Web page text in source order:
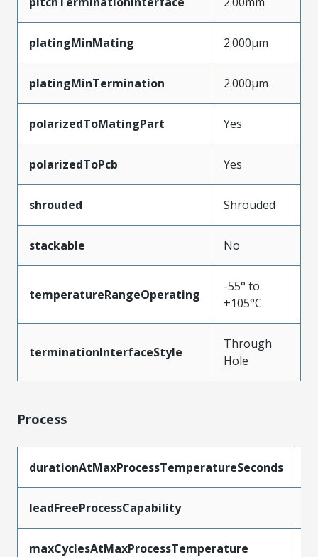
platingMinMating 2.000µm
platingMinTermination 2.000µm
polarizedToMatingPart Yes
polarizedToPcb Yes
shrouded Shrouded
stackable No
temperatureRangeOperating
-55° to
+105°C
terminationInterfaceStyle
Through
Hole
Process
durationAtMaxProcessTemperatureSeconds
leadFreeProcessCapability
maxCyclesAtMaxProcessTemperature